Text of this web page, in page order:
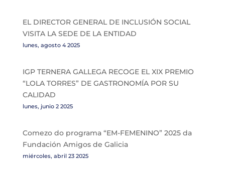
EL DIRECTOR GENERAL DE INCLUSIÓN SOCIAL
VISITA LA SEDE DE LA ENTIDAD
lunes, agosto 4 2025
IGP TERNERA GALLEGA RECOGE EL XIX PREMIO
“LOLA TORRES” DE GASTRONOMÍA POR SU
CALIDAD
lunes, junio 2 2025
Comezo do programa “EM-FEMENINO” 2025 da
Fundación Amigos de Galicia
miércoles, abril 23 2025